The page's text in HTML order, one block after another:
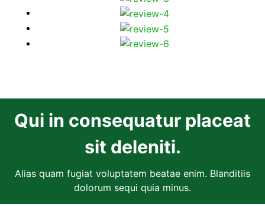
Qui in consequatur placeat
sit deleniti.
Alias quam fugiat voluptatem beatae enim. Blanditiis
dolorum sequi quia minus.